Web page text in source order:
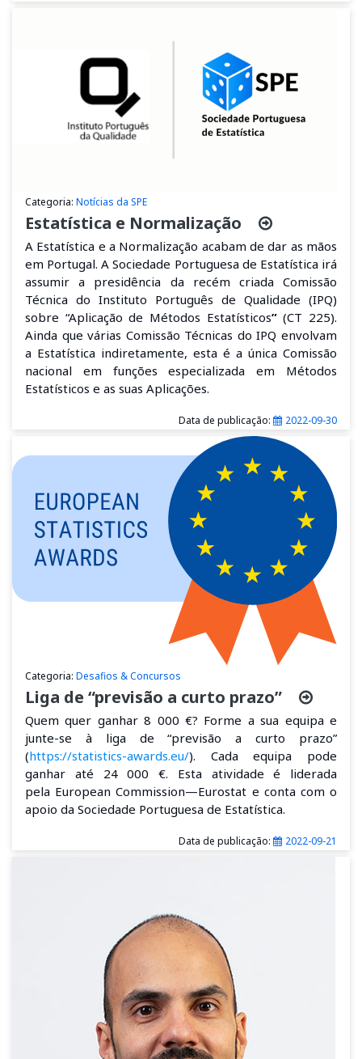
Categoria: Notícias da SPE
Estatística e Normalização
A Estatística e a Normalização acabam de dar as mãos
em Portugal. A Sociedade Portuguesa de Estatística irá
assumir a presidência da recém criada Comissão
Técnica do Instituto Português de Qualidade (IPQ)
sobre “Aplicação de Métodos Estatísticos”(CT 225).
Ainda que várias Comissão Técnicas do IPQ envolvam
a Estatística indiretamente, esta é a única Comissão
nacional em funções especializada em Métodos
Estatísticos e as suas Aplicações.
Data de publicação: 2022-09-30
Categoria: Desafios & Concursos
Liga de “previsão a curto prazo”
Quem quer ganhar 8 000 €? Forme a sua equipa e
junte-se à liga de “previsão a curto prazo”
(https://statistics-awards.eu/). Cada equipa pode
ganhar até 24 000 €. Esta atividade é liderada
pela European Commission—Eurostat e conta com o
apoio da Sociedade Portuguesa de Estatística.
Data de publicação: 2022-09-21